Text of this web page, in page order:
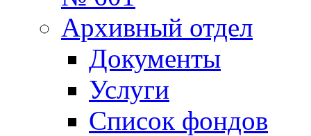
Архивный отдел
Документы
Услуги
Список фондов